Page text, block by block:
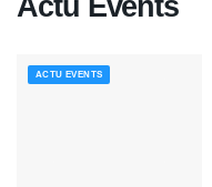
Actu Events
ACTU EVENTS